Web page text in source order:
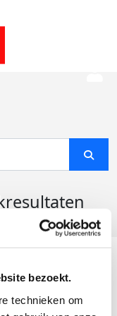
bezoekt.
technieken om